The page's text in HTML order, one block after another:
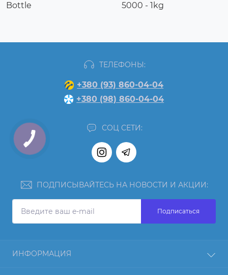
Bottle
5000 - 1kg
ТЕЛЕФОНЫ:
+380 (93) 860-04-04
+380 (98) 860-04-04
СОЦ СЕТИ:
ПОДПИСЫВАЙТЕСЬ НА НОВОСТИ И АКЦИИ:
Подписаться
ИНФОРМАЦИЯ